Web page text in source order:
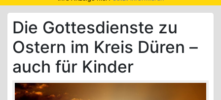
Die Gottesdienste zu
Ostern im Kreis Düren –
auch für Kinder